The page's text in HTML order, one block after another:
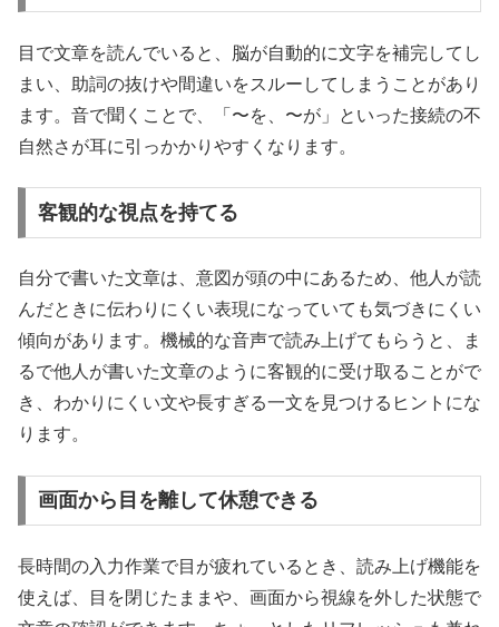
目で文章を読んでいると、脳が自動的に文字を補完してし
まい、助詞の抜けや間違いをスルーしてしまうことがあり
ます。音で聞くことで、「〜を、〜が」といった接続の不
自然さが耳に引っかかりやすくなります。
客観的な視点を持てる
自分で書いた文章は、意図が頭の中にあるため、他人が読
んだときに伝わりにくい表現になっていても気づきにくい
傾向があります。機械的な音声で読み上げてもらうと、ま
るで他人が書いた文章のように客観的に受け取ることがで
き、わかりにくい文や長すぎる一文を見つけるヒントにな
ります。
画面から目を離して休憩できる
長時間の入力作業で目が疲れているとき、読み上げ機能を
使えば、目を閉じたままや、画面から視線を外した状態で